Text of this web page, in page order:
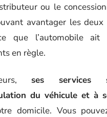
ou le
avantager les
que l’automobile ait
en règle.
ses services
du véhicule et à
domicile. Vous